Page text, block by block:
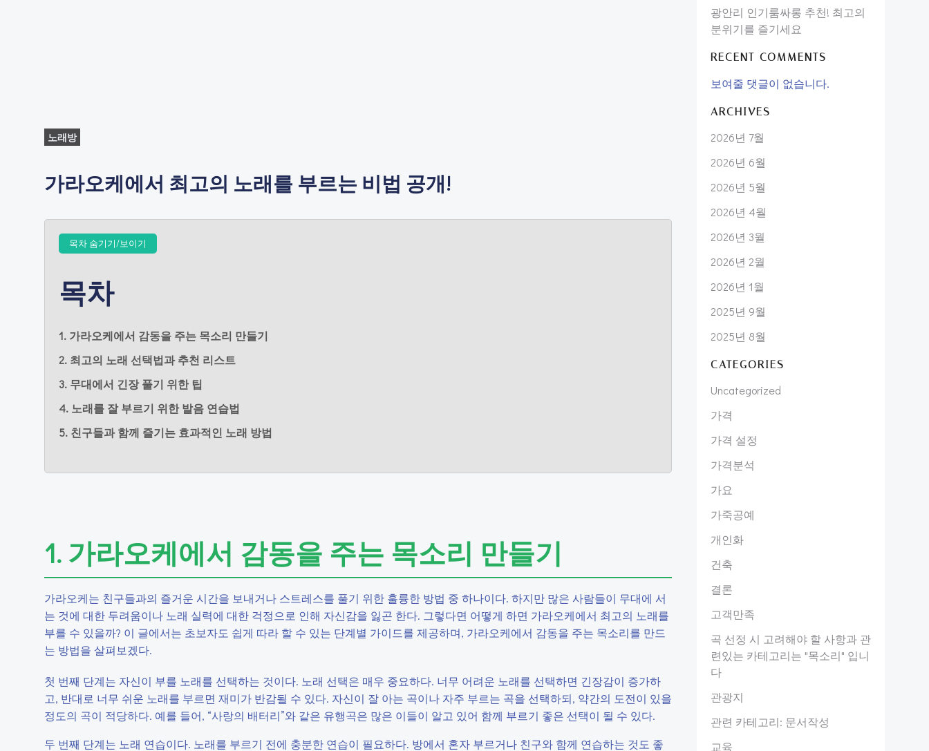
노래방
가라오케에서 최고의 노래를 부르는 비법 공개!
목차 숨기기/보이기
목차
1. 가라오케에서 감동을 주는 목소리 만들기
2. 최고의 노래 선택법과 추천 리스트
3. 무대에서 긴장 풀기 위한 팁
4. 노래를 잘 부르기 위한 발음 연습법
5. 친구들과 함께 즐기는 효과적인 노래 방법
1. 가라오케에서 감동을 주는 목소리 만들기
가라오케는 친구들과의 즐거운 시간을 보내거나 스트레스를 풀기 위한 훌륭한 방법 중 하나이다. 하지만 많은 사람들이 무대에 서
는 것에 대한 두려움이나 노래 실력에 대한 걱정으로 인해 자신감을 잃곤 한다. 그렇다면 어떻게 하면 가라오케에서 최고의 노래를
부를 수 있을까? 이 글에서는 초보자도 쉽게 따라 할 수 있는 단계별 가이드를 제공하며, 가라오케에서 감동을 주는 목소리를 만드
는 방법을 살펴보겠다.
첫 번째 단계는 자신이 부를 노래를 선택하는 것이다. 노래 선택은 매우 중요하다. 너무 어려운 노래를 선택하면 긴장감이 증가하
고, 반대로 너무 쉬운 노래를 부르면 재미가 반감될 수 있다. 자신이 잘 아는 곡이나 자주 부르는 곡을 선택하되, 약간의 도전이 있을
정도의 곡이 적당하다. 예를 들어, “사랑의 배터리”와 같은 유행곡은 많은 이들이 알고 있어 함께 부르기 좋은 선택이 될 수 있다.
두 번째 단계는 노래 연습이다. 노래를 부르기 전에 충분한 연습이 필요하다. 방에서 혼자 부르거나 친구와 함께 연습하는 것도 좋
광안리 인기룸싸롱 추천! 최고의
분위기를 즐기세요
RECENT COMMENTS
보여줄 댓글이 없습니다.
ARCHIVES
2026년 7월
2026년 6월
2026년 5월
2026년 4월
2026년 3월
2026년 2월
2026년 1월
2025년 9월
2025년 8월
CATEGORIES
Uncategorized
가격
가격 설정
가격분석
가요
가죽공예
개인화
건축
결론
고객만족
곡 선정 시 고려해야 할 사항과 관
련있는 카테고리는 "목소리" 입니
다
관광지
관련 카테고리: 문서작성
교육